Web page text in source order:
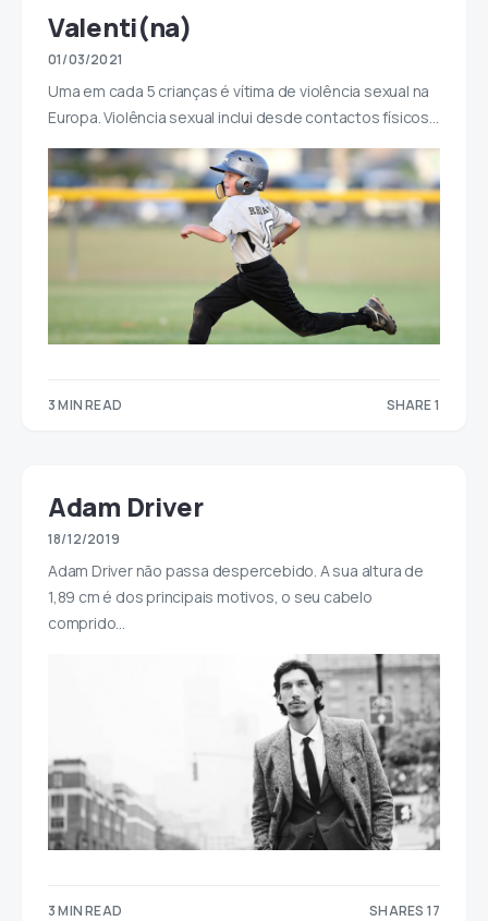
Valenti(na)
01/03/2021
Uma em cada 5 crianças é vítima de violência sexual na
Europa. Violência sexual inclui desde contactos físicos…
3 MIN READ SHARE 1
Adam Driver
18/12/2019
Adam Driver não passa despercebido. A sua altura de
1,89 cm é dos principais motivos, o seu cabelo
comprido…
3 MIN READ SHARES 17